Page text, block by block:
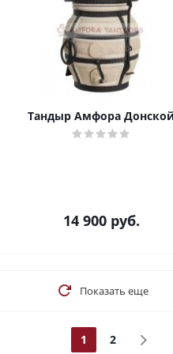
Тандыр Амфора
14 900руб.
Показать еще
1 2